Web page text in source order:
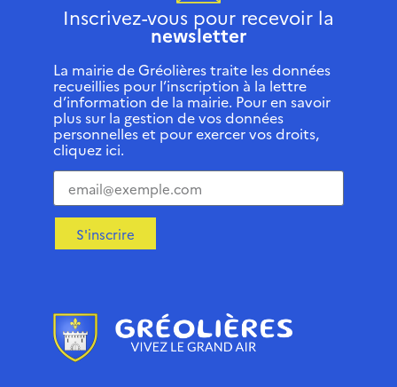
Inscrivez-vous pour recevoir la
newsletter
La mairie de Gréolières traite les données
recueillies pour l’inscription à la lettre
d’information de la mairie. Pour en savoir
plus sur la gestion de vos données
personnelles et pour exercer vos droits,
cliquez ici.
S'inscrire